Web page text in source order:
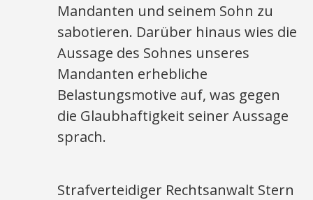
Mandanten und seinem Sohn zu
sabotieren. Darüber hinaus wies die
Aussage des Sohnes unseres
Mandanten erhebliche
Belastungsmotive auf, was gegen
die Glaubhaftigkeit seiner Aussage
sprach.
Strafverteidiger Rechtsanwalt Stern